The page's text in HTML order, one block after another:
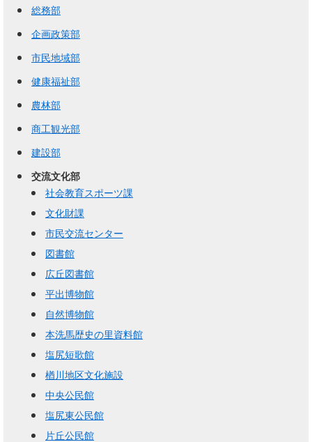
総務部
企画政策部
市民地域部
健康福祉部
農林部
商工観光部
建設部
交流文化部
社会教育スポーツ課
文化財課
市民交流センター
図書館
広丘図書館
平出博物館
自然博物館
本洗馬歴史の里資料館
塩尻短歌館
楢川地区文化施設
中央公民館
塩尻東公民館
片丘公民館